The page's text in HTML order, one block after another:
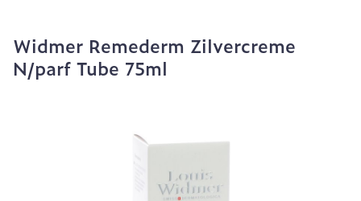
Widmer Remederm Zilvercreme
N/parf Tube 75ml